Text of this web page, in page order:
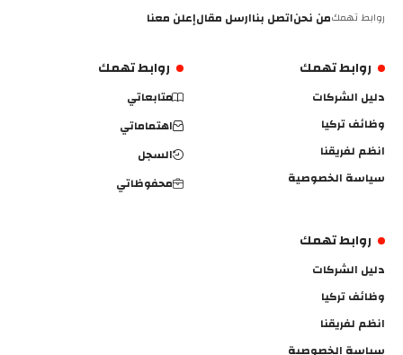
روابط تهمكمن نحناتصل بناارسل مقالإعلن معنا
روابط تهمك
دليل الشركات
وظائف تركيا
انظم لفريقنا
سياسة الخصوصية
روابط تهمك
متابعاتي
اهتماماتي
السجل
محفوظاتي
روابط تهمك
دليل الشركات
وظائف تركيا
انظم لفريقنا
سياسة الخصوصية